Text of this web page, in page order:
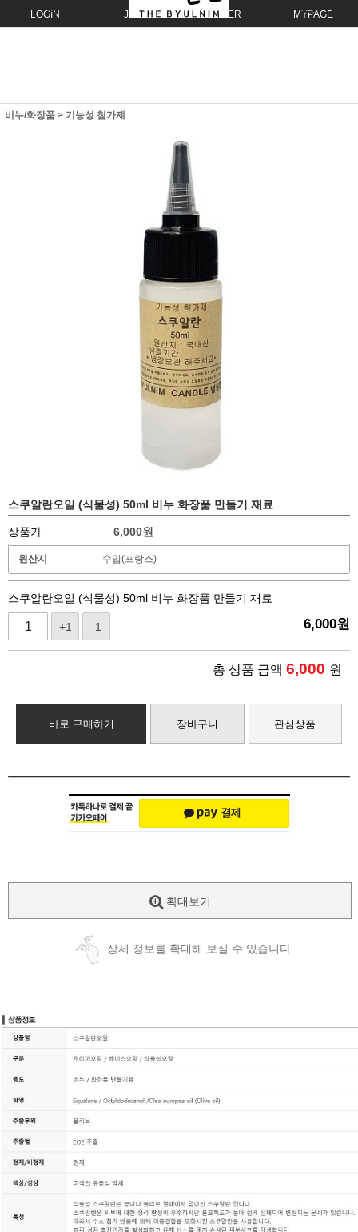
LOGIN JOIN ORDER MYPAGE
비누/화장품 > 기능성 첨가제
스쿠알란오일 (식물성) 50ml 비누 화장품 만들기 재료
상품가 6,000원
원산지 수입(프랑스)
스쿠알란오일 (식물성) 50ml 비누 화장품 만들기 재료
+1 -1 6,000원
총 상품 금액 6,000 원
바로 구매하기 장바구니 관심상품
확대보기
상세 정보를 확대해 보실 수 있습니다